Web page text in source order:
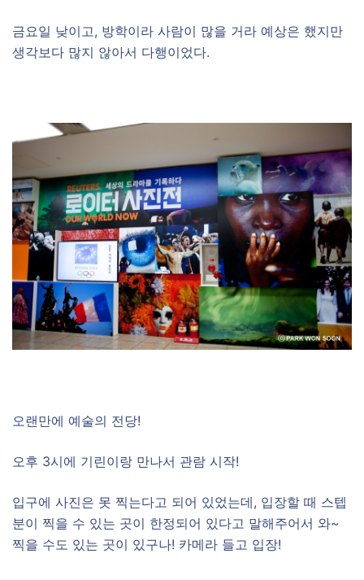
금요일 낮이고, 방학이라 사람이 많을 거라 예상은 했지만
생각보다 많지 않아서 다행이었다.
오랜만에 예술의 전당!
오후 3시에 기린이랑 만나서 관람 시작!
입구에 사진은 못 찍는다고 되어 있었는데, 입장할 때 스텝
분이 찍을 수 있는 곳이 한정되어 있다고 말해주어서 와~
찍을 수도 있는 곳이 있구나! 카메라 들고 입장!